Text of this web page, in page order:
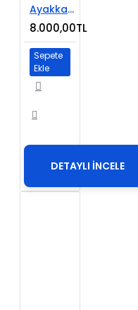
Ayakkabı Satışı E-Ticaret Web Sitesi
8.000,00TL
Sepete
Ekle
DETAYLI İNCELE